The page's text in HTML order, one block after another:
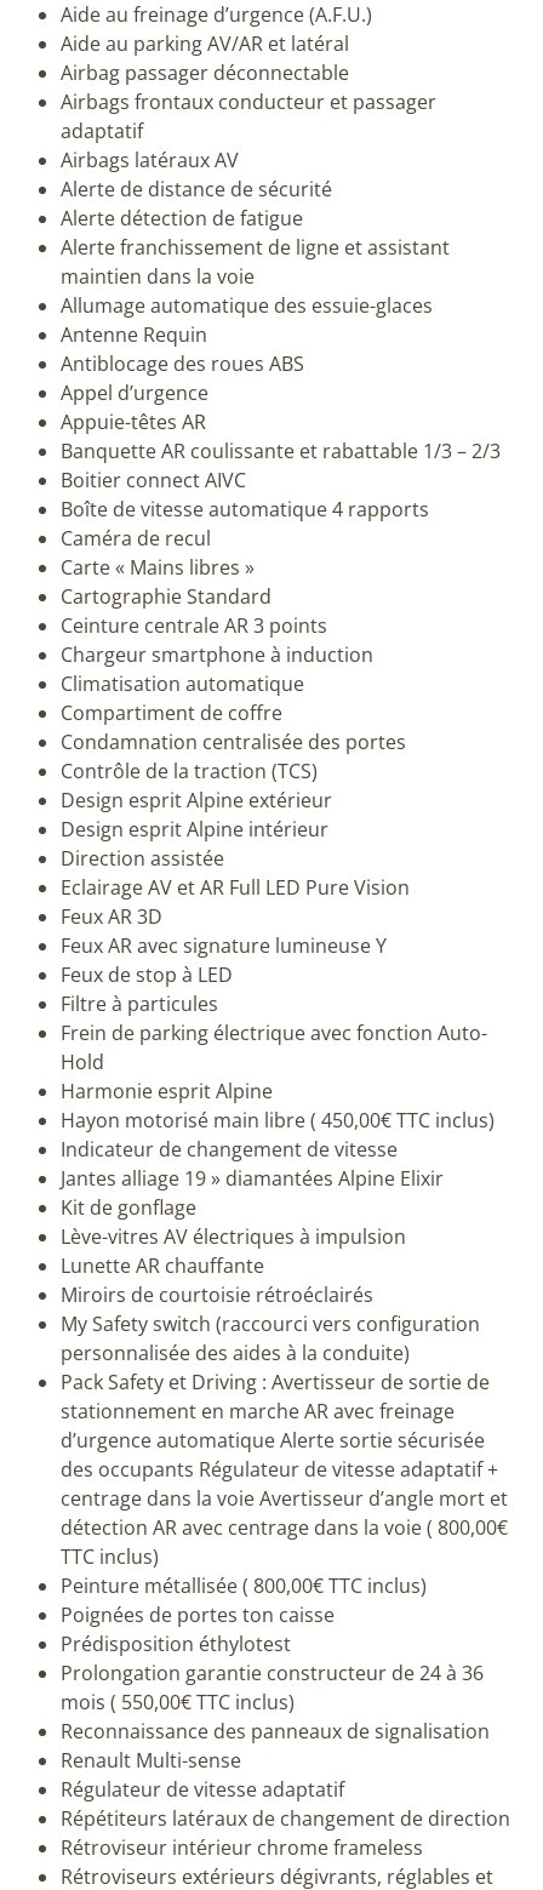
Aide au freinage d’urgence (A.F.U.)
Aide au parking AV/AR et latéral
Airbag passager déconnectable
Airbags frontaux conducteur et passager
adaptatif
Airbags latéraux AV
Alerte de distance de sécurité
Alerte détection de fatigue
Alerte franchissement de ligne et assistant
maintien dans la voie
Allumage automatique des essuie-glaces
Antenne Requin
Antiblocage des roues ABS
Appel d’urgence
Appuie-têtes AR
Banquette AR coulissante et rabattable 1/3 – 2/3
Boitier connect AIVC
Boîte de vitesse automatique 4 rapports
Caméra de recul
Carte « Mains libres »
Cartographie Standard
Ceinture centrale AR 3 points
Chargeur smartphone à induction
Climatisation automatique
Compartiment de coffre
Condamnation centralisée des portes
Contrôle de la traction (TCS)
Design esprit Alpine extérieur
Design esprit Alpine intérieur
Direction assistée
Eclairage AV et AR Full LED Pure Vision
Feux AR 3D
Feux AR avec signature lumineuse Y
Feux de stop à LED
Filtre à particules
Frein de parking électrique avec fonction Auto-
Hold
Harmonie esprit Alpine
Hayon motorisé main libre ( 450,00€ TTC inclus)
Indicateur de changement de vitesse
Jantes alliage 19 » diamantées Alpine Elixir
Kit de gonflage
Lève-vitres AV électriques à impulsion
Lunette AR chauffante
Miroirs de courtoisie rétroéclairés
My Safety switch (raccourci vers configuration
personnalisée des aides à la conduite)
Pack Safety et Driving : Avertisseur de sortie de
stationnement en marche AR avec freinage
d’urgence automatique Alerte sortie sécurisée
des occupants Régulateur de vitesse adaptatif +
centrage dans la voie Avertisseur d’angle mort et
détection AR avec centrage dans la voie ( 800,00€
TTC inclus)
Peinture métallisée ( 800,00€ TTC inclus)
Poignées de portes ton caisse
Prédisposition éthylotest
Prolongation garantie constructeur de 24 à 36
mois ( 550,00€ TTC inclus)
Reconnaissance des panneaux de signalisation
Renault Multi-sense
Régulateur de vitesse adaptatif
Répétiteurs latéraux de changement de direction
Rétroviseur intérieur chrome frameless
Rétroviseurs extérieurs dégivrants, réglables et